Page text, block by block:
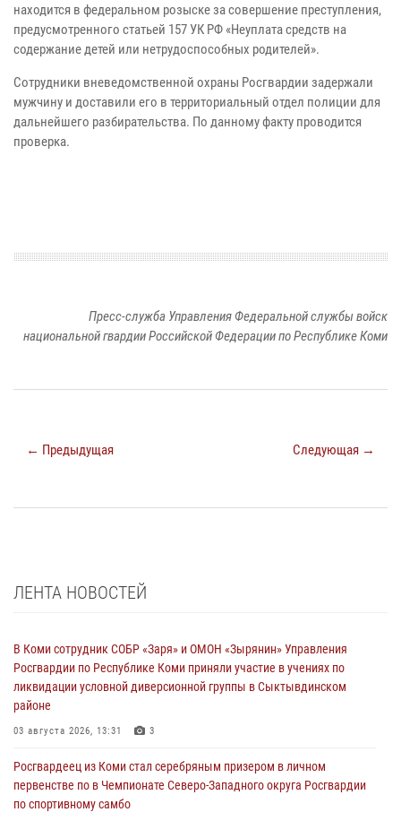
находится в федеральном розыске за совершение преступления,
предусмотренного статьей 157 УК РФ «Неуплата средств на
содержание детей или нетрудоспособных родителей».
Сотрудники вневедомственной охраны Росгвардии задержали
мужчину и доставили его в территориальный отдел полиции для
дальнейшего разбирательства. По данному факту проводится
проверка.
Пресс-служба Управления Федеральной службы войск
национальной гвардии Российской Федерации по Республике Коми
← Предыдущая Следующая →
ЛЕНТА НОВОСТЕЙ
В Коми сотрудник СОБР «Заря» и ОМОН «Зырянин» Управления
Росгвардии по Республике Коми приняли участие в учениях по
ликвидации условной диверсионной группы в Сыктывдинском
районе
03 августа 2026, 13:31 3
Росгвардеец из Коми стал серебряным призером в личном
первенстве по в Чемпионате Северо-Западного округа Росгвардии
по спортивному самбо